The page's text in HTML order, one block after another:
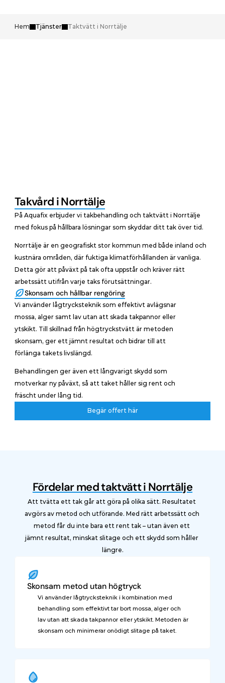
Hem Tjänster Taktvätt i Norrtälje
Takvård i Norrtälje
På Aquafix erbjuder vi takbehandling och taktvätt i Norrtälje
med fokus på hållbara lösningar som skyddar ditt tak över tid.
Norrtälje är en geografiskt stor kommun med både inland och
kustnära områden, där fuktiga klimatförhållanden är vanliga.
Detta gör att påväxt på tak ofta uppstår och kräver rätt
arbetssätt utifrån varje taks förutsättningar.
Skonsam och hållbar rengöring
Vi använder lågtrycksteknik som effektivt avlägsnar
mossa, alger samt lav utan att skada takpannor eller
ytskikt. Till skillnad från högtryckstvätt är metoden
skonsam, ger ett jämnt resultat och bidrar till att
förlänga takets livslängd.
Behandlingen ger även ett långvarigt skydd som
motverkar ny påväxt, så att taket håller sig rent och
fräscht under lång tid.
Begär offert här
Fördelar med taktvätt i Norrtälje
Att tvätta ett tak går att göra på olika sätt. Resultatet
avgörs av metod och utförande. Med rätt arbetssätt och
metod får du inte bara ett rent tak – utan även ett
jämnt resultat, minskat slitage och ett skydd som håller
längre.
Skonsam metod utan högtryck
Vi använder lågtrycksteknik i kombination med
behandling som effektivt tar bort mossa, alger och
lav utan att skada takpannor eller ytskikt. Metoden är
skonsam och minimerar onödigt slitage på taket.